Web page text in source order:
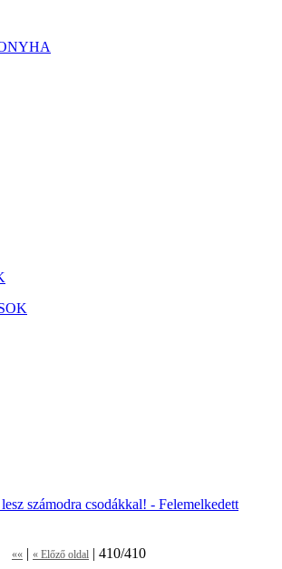
számodra csodákkal! - Felemelkedett
«« | « Előző oldal | 410/410